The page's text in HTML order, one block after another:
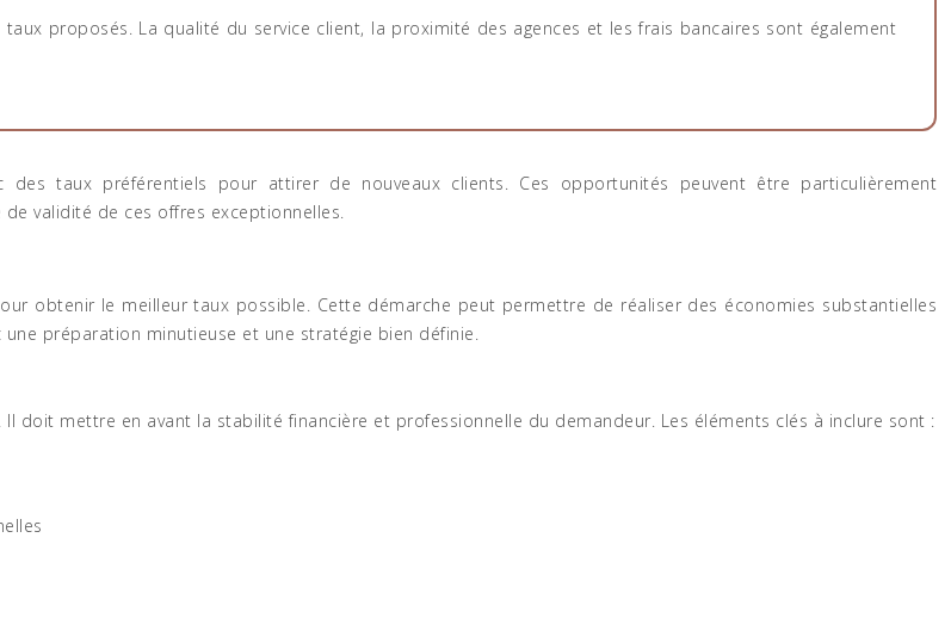
proposés. La qualité du service client, la proximité des agences et les frais bancaires sont également
taux préférentiels pour attirer de nouveaux clients. Ces opportunités peuvent être particulièrement
validité de ces offres exceptionnelles.
obtenir le meilleur taux possible. Cette démarche peut permettre de réaliser des économies substantielles
préparation minutieuse et une stratégie bien définie.
doit mettre en avant la stabilité financière et professionnelle du demandeur. Les éléments clés à inclure sont :